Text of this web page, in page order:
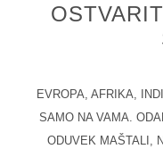
EVROPA, AFRIKA,
SAMO NA VAMA.
ODUVEK MAŠTALI,